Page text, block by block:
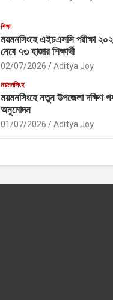
শিক্ষা
ময়মনসিংহে এইচএসসি পরীক্ষা
নেবে ৭৩ হাজার শিক্ষার্থী
02/07/2026 Aditya Joy
ময়মনসিংহ
ময়মনসিংহে নতুন উপজেলা দক্ষিণ
অনুমোদন
01/07/2026 Aditya Joy